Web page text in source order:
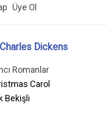
Üye Ol
Dickens
Romanlar
Carol
Bekişli